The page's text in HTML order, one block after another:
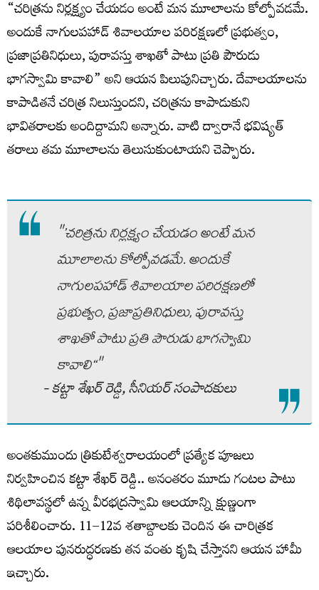
“చరిత్రను నిర్లక్ష్యం చేయడం అంటే మన మూలాలను కోల్పోవడమే.
అందుకే నాగులపహాడ్ శివాలయాల పరిరక్షణలో ప్రభుత్వం,
ప్రజాప్రతినిధులు, పురావస్తు శాఖతో పాటు ప్రతి పౌరుడు
భాగస్వామి కావాలి” అని ఆయన పిలుపునిచ్చారు. దేవాలయాలను
కాపాడితనే చరిత్ర నిలుస్తుందని, చరిత్రను కాపాడుకుని
భావితరాలకు అందిద్దామని అన్నారు. వాటి ద్వారానే భవిష్యత్‌
తరాలు తమ మూలాలను తెలుసుకుంటాయని చెప్పారు.
"’చరిత్రను నిర్లక్ష్యం చేయడం అంటే మన
మూలాలను కోల్పోవడమే. అందుకే
నాగులపహాడ్ శివాలయాల పరిరక్షణలో
ప్రభుత్వం, ప్రజాప్రతినిధులు, పురావస్తు
శాఖతో పాటు ప్రతి పౌరుడు భాగస్వామి
కావాలి‘‘"
- కట్టా శేఖర్‌ రెడ్డి, సీనియర్‌ సంపాదకులు
అంతకుముందు త్రికుటేశ్వరాలయంలో ప్రత్యేక పూజలు
నిర్వహించిన కట్టా శేఖర్ రెడ్డి.. అనంతరం మూడు గంటల పాటు
శిథిలావస్థలో ఉన్న వీరభద్రస్వామి ఆలయాన్ని క్షుణ్ణంగా
పరిశీలించారు. 11–12వ శతాబ్దాలకు చెందిన ఈ చారిత్రక
ఆలయాల పునరుద్ధరణకు తన వంతు కృషి చేస్తానని ఆయన హామీ
ఇచ్చారు.